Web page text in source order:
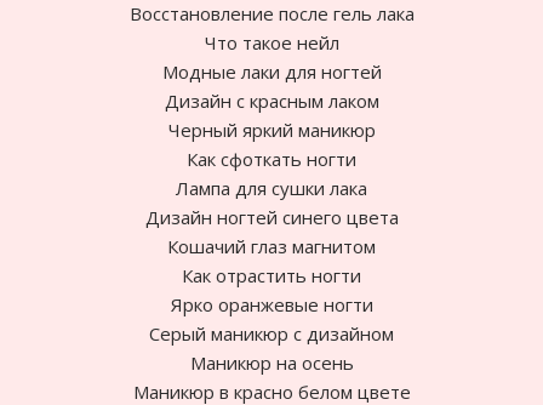
Восстановление после гель лака
Что такое нейл
Модные лаки для ногтей
Дизайн с красным лаком
Черный яркий маникюр
Как сфоткать ногти
Лампа для сушки лака
Дизайн ногтей синего цвета
Кошачий глаз магнитом
Как отрастить ногти
Ярко оранжевые ногти
Cерый маникюр с дизайном
Маникюр на осень
Маникюр в красно белом цвете